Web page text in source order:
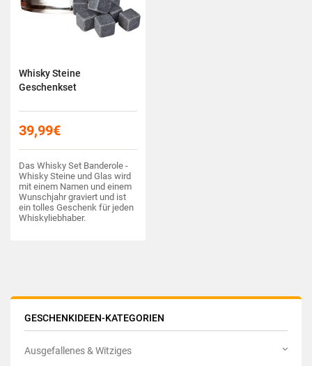
GESCHENKIDEEN-KATEGORIEN
Ausgefallenes & Witziges
Whisky Steine
Geschenkset
39,99€
Das Whisky Set Banderole -
Whisky Steine und Glas wird
mit einem Namen und einem
Wunschjahr graviert und ist
ein tolles Geschenk für jeden
Whiskyliebhaber.